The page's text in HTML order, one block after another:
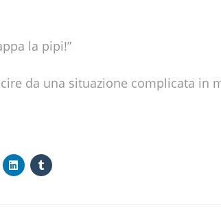
la pipi!”
da una situazione complicata in